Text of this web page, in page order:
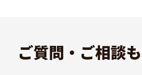
ご質問・ご相談も